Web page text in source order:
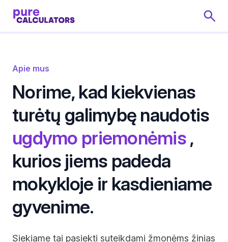
Apie mus
Norime, kad kiekvienas
turėtų galimybę naudotis
ugdymo priemonėmis,
kurios jiems padeda
mokykloje ir kasdieniame
gyvenime.
Siekiame tai pasiekti suteikdami žmonėms žinias